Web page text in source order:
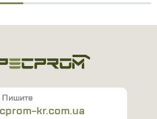
Пишите
kr.com.ua